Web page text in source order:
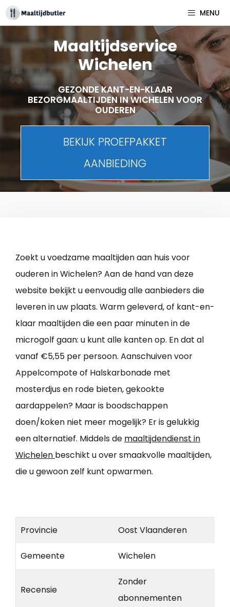
Spring
naar
inhoud
MENU
Maaltijdservice
Wichelen
GEZONDE KANT-EN-KLAAR
BEZORGMAALTIJDEN IN WICHELEN VOOR
OUDEREN
BEKIJK PROEFPAKKET
AANBIEDING
Zoekt u voedzame maaltijden aan huis voor
ouderen in Wichelen? Aan de hand van deze
website bekijkt u eenvoudig alle aanbieders die
leveren in uw plaats. Warm geleverd, of kant-en-
klaar maaltijden die een paar minuten in de
microgolf gaan: u kunt alle kanten op. En dat al
vanaf €5,55 per persoon. Aanschuiven voor
Appelcompote of Halskarbonade met
mosterdjus en rode bieten, gekookte
aardappelen? Maar is boodschappen
doen/koken niet meer mogelijk? Er is gelukkig
een alternatief. Middels de maaltijdendienst in
Wichelen beschikt u over smaakvolle maaltijden,
die u gewoon zelf kunt opwarmen.
Provincie Oost Vlaanderen
Gemeente Wichelen
Recensie
Zonder
abonnementen